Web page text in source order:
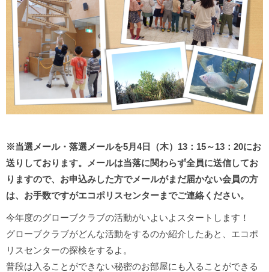
※当選メール・落選メールを5月4日（木）13：15～13：20にお
送りしております。
メールは当落に関わらず全員に送信してお
りますので、お申込みした方でメールがまだ届かない会員の方
は、お手数ですがエコポリスセンターまでご連絡ください。
今年度のグローブクラブの活動がいよいよスタートします！
グローブクラブがどんな活動をするのか紹介したあと、エコポ
リスセンターの探検をするよ。
普段は入ることができない秘密のお部屋にも入ることができる